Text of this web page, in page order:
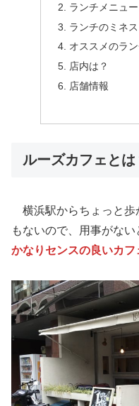
ランチメニュー
ランチのミネ
オススメのラ
店内は？
店舗情報
ルーズカフェとは
横浜駅からちょっと歩
もないので、用事がない
かなりセンスの良いカフ